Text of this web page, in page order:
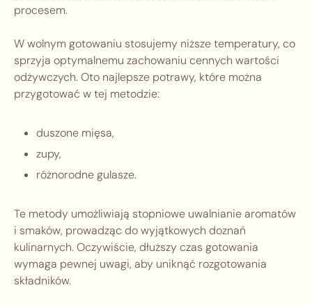
procesem.
W wolnym gotowaniu stosujemy niższe temperatury, co
sprzyja optymalnemu zachowaniu cennych wartości
odżywczych. Oto najlepsze potrawy, które można
przygotować w tej metodzie:
duszone mięsa,
zupy,
różnorodne gulasze.
Te metody umożliwiają stopniowe uwalnianie aromatów
i smaków, prowadząc do wyjątkowych doznań
kulinarnych. Oczywiście, dłuższy czas gotowania
wymaga pewnej uwagi, aby uniknąć rozgotowania
składników.